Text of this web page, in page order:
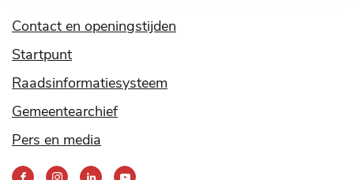
Contact en openingstijden
Startpunt
Raadsinformatiesysteem
Gemeentearchief
Pers en media
Bereik